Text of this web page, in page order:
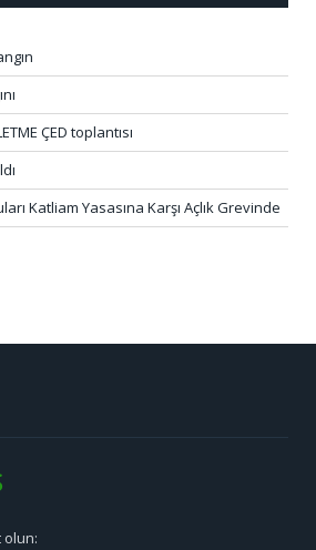
ÇED toplantısı
Katliam Yasasına Karşı Açlık Grevinde
olun: